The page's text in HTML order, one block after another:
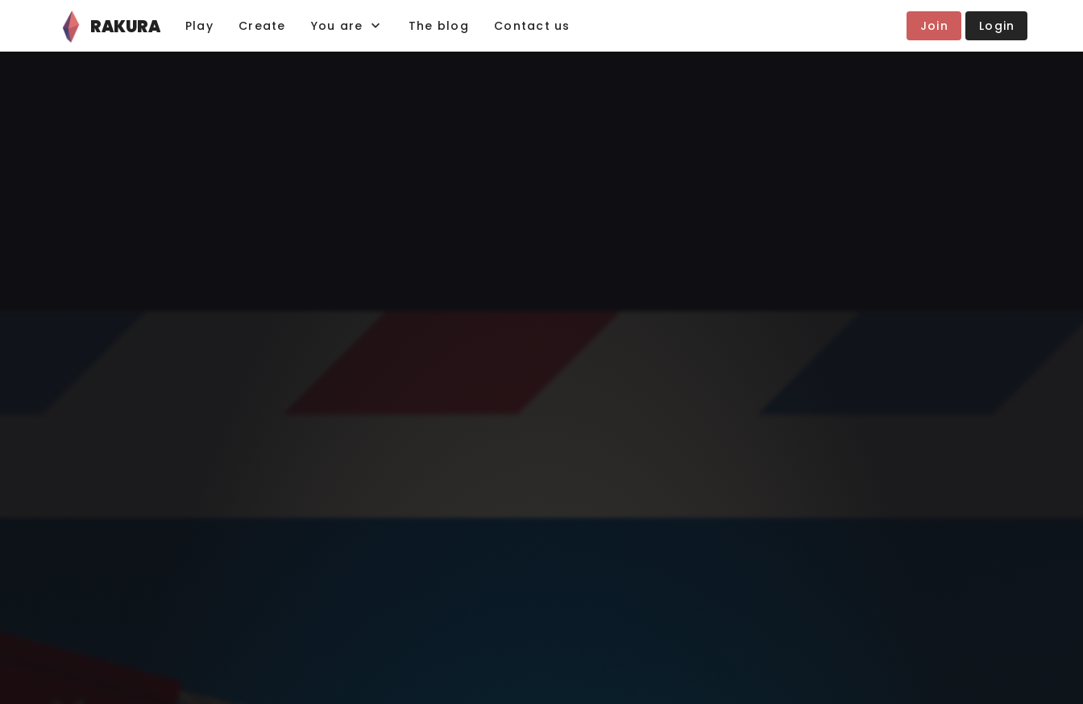
RAKURA Play Create You are The blog Contact us Join Login